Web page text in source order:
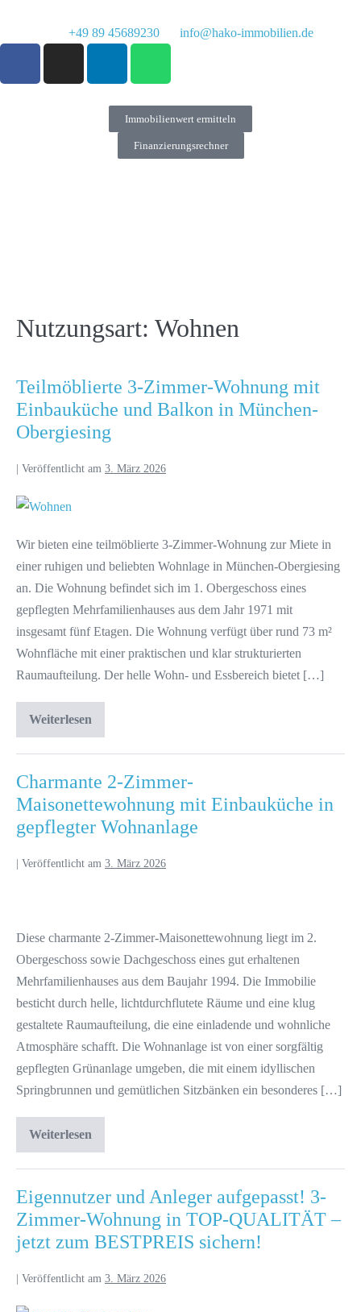
+49 89 45689230 info@hako-immobilien.de
Immobilienwert ermitteln
Finanzierungsrechner
Nutzungsart: Wohnen
Teilmöblierte 3-Zimmer-Wohnung mit
Einbauküche und Balkon in München-
Obergiesing
Veröffentlicht am 3. März 2026
Wir bieten eine teilmöblierte 3-Zimmer-Wohnung zur Miete in
einer ruhigen und beliebten Wohnlage in München-Obergiesing
an. Die Wohnung befindet sich im 1. Obergeschoss eines
gepflegten Mehrfamilienhauses aus dem Jahr 1971 mit
insgesamt fünf Etagen. Die Wohnung verfügt über rund 73 m²
Wohnfläche mit einer praktischen und klar strukturierten
Raumaufteilung. Der helle Wohn- und Essbereich bietet […]
Weiterlesen
Charmante 2-Zimmer-
Maisonettewohnung mit Einbauküche in
gepflegter Wohnanlage
Veröffentlicht am 3. März 2026
Diese charmante 2-Zimmer-Maisonettewohnung liegt im 2.
Obergeschoss sowie Dachgeschoss eines gut erhaltenen
Mehrfamilienhauses aus dem Baujahr 1994. Die Immobilie
besticht durch helle, lichtdurchflutete Räume und eine klug
gestaltete Raumaufteilung, die eine einladende und wohnliche
Atmosphäre schafft. Die Wohnanlage ist von einer sorgfältig
gepflegten Grünanlage umgeben, die mit einem idyllischen
Springbrunnen und gemütlichen Sitzbänken ein besonderes […]
Weiterlesen
Eigennutzer und Anleger aufgepasst! 3-
Zimmer-Wohnung in TOP-QUALITÄT –
jetzt zum BESTPREIS sichern!
Veröffentlicht am 3. März 2026